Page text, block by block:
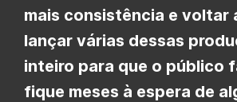
mais consistência e voltar
lançar várias dessas
inteiro para que o público
fique meses à espera de